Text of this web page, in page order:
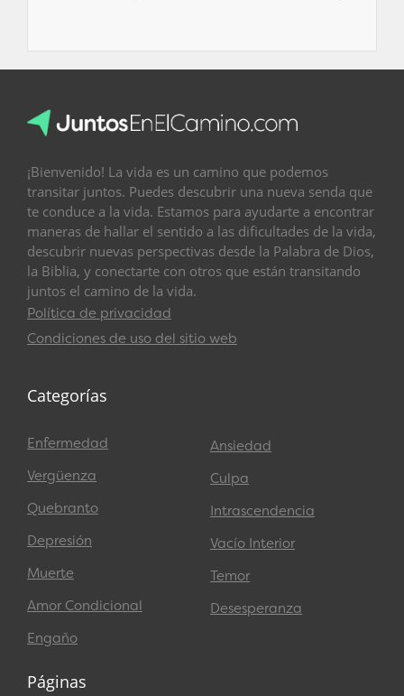
¡Bienvenido! La vida es un camino que podemos
transitar juntos. Puedes descubrir una nueva senda que
te conduce a la vida. Estamos para ayudarte a encontrar
maneras de hallar el sentido a las dificultades de la vida,
descubrir nuevas perspectivas desde la Palabra de Dios,
la Biblia, y conectarte con otros que están transitando
juntos el camino de la vida.
Política de privacidad
Condiciones de uso del sitio web
Categorías
Enfermedad
Vergüenza
Quebranto
Depresión
Muerte
Amor Condicional
Engaño
Ansiedad
Culpa
Intrascendencia
Vacío Interior
Temor
Desesperanza
Páginas